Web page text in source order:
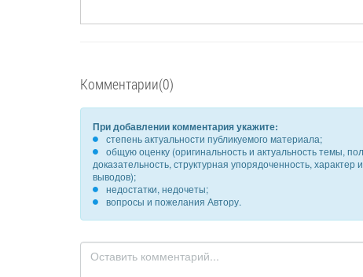
Комментарии(0)
При добавлении комментария укажите:
степень актуальности публикуемого материала;
общую оценку (оригинальность и актуальность темы,
доказательность, структурная упорядоченность,
выводов);
недостатки, недочеты;
вопросы и пожелания Автору.